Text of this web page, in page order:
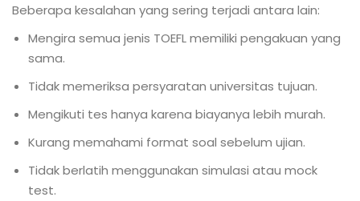
Beberapa kesalahan yang sering terjadi antara lain:
Mengira semua jenis TOEFL memiliki pengakuan yang
sama.
Tidak memeriksa persyaratan universitas tujuan.
Mengikuti tes hanya karena biayanya lebih murah.
Kurang memahami format soal sebelum ujian.
Tidak berlatih menggunakan simulasi atau mock
test.